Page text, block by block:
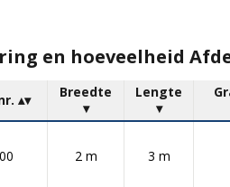
en hoeveelheid
Breedte Lengte
2 m 3 m